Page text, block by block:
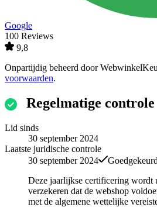
Google
100 Reviews
9,8
Onpartijdig beheerd door
voorwaarden.
Regelmatige controle
Lid sinds
30 september 2024
Laatste juridische controle
30 september 2024
Goedgekeurd
Deze jaarlijkse certificering wordt
verzekeren dat de webshop
met de algemene wettelijke